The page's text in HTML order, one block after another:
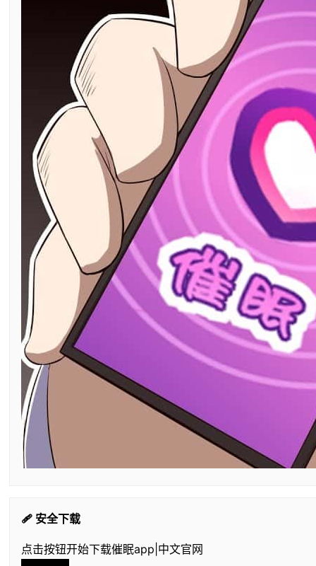
🩹 安全下载
点击按钮开始下载催眠app|中文官网